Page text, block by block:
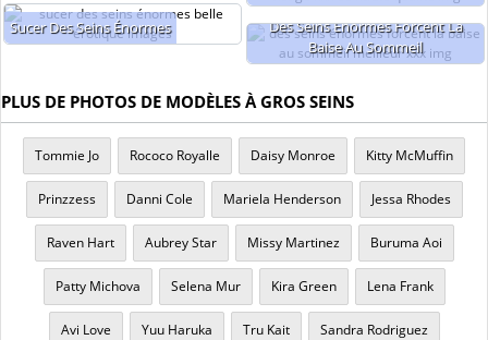
Sucer Des Seins Énormes
Des Seins Énormes Forcent La
Baise Au Sommeil
PLUS DE PHOTOS DE MODÈLES À GROS SEINS
Tommie Jo Rococo Royalle Daisy Monroe Kitty McMuffin
Prinzzess Danni Cole Mariela Henderson Jessa Rhodes
Raven Hart Aubrey Star Missy Martinez Buruma Aoi
Patty Michova Selena Mur Kira Green Lena Frank
Avi Love Yuu Haruka Tru Kait Sandra Rodriguez